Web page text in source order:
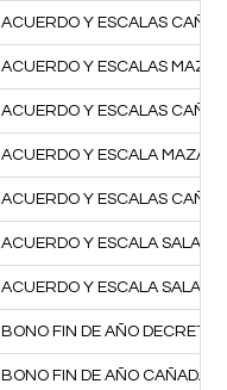
ACUERDO Y ESCALAS
ACUERDO Y ESCALAS MAZA
ACUERDO Y ESCALAS
ACUERDO Y ESCALA MAZA
ACUERDO Y ESCALAS
ACUERDO Y ESCALA
ACUERDO Y ESCALA
BONO FIN DE AÑO
BONO FIN DE AÑO CAÑADAS